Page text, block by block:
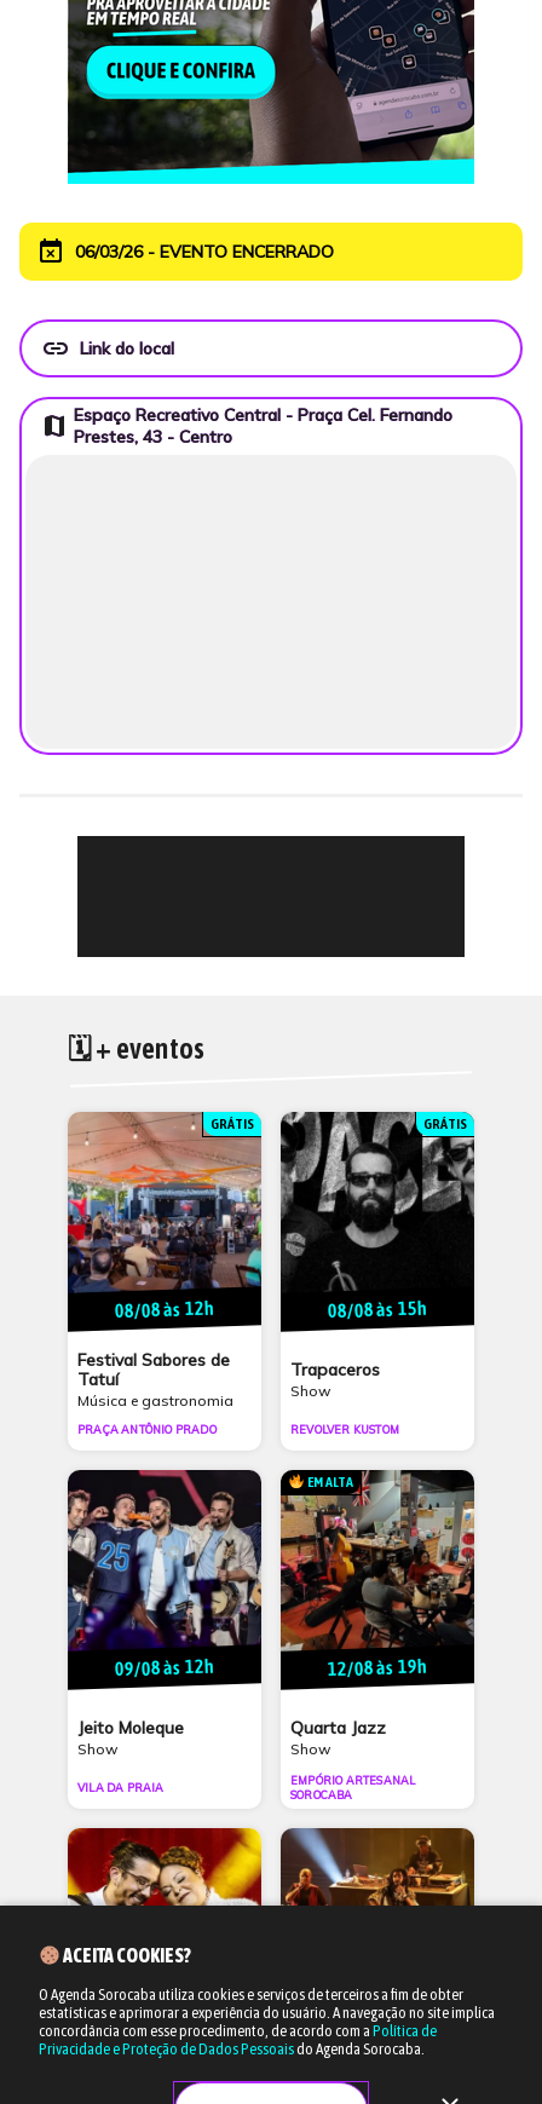
event_busy 06/03/26 - EVENTO ENCERRADO
link Link do local
map Espaço Recreativo Central - Praça Cel. Fernando
Prestes, 43 - Centro
🗓 + eventos
GRÁTIS
08/08 às 12h
Festival Sabores de
Tatuí
Música e gastronomia
PRAÇA ANTÔNIO PRADO
GRÁTIS
08/08 às 15h
Trapaceros
Show
REVOLVER KUSTOM
09/08 às 12h
Jeito Moleque
Show
VILA DA PRAIA
EM ALTA
12/08 às 19h
Quarta Jazz
Show
EMPÓRIO ARTESANAL
SOROCABA
19/09 às 19h
Cleber Silveira
17/10 às 20h
SNJ
ACEITA COOKIES?
O Agenda Sorocaba utiliza cookies e serviços de terceiros a fim de obter
estatísticas e aprimorar a experiência do usuário. A navegação no site implica
concordância com esse procedimento, de acordo com a Política de
Privacidade e Proteção de Dados Pessoaisdo Agenda Sorocaba.